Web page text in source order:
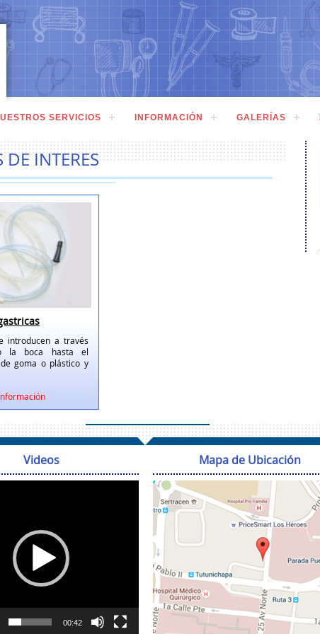
SERVICIOS INFORMACIÓN GALERÍAS
DE INTERES
introducen a través
la boca hasta el
goma o plástico y
Videos
00:42
Mapa de Ubicación